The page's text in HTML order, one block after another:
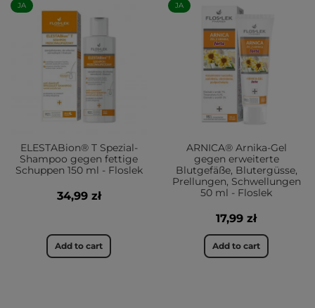
JA
ELESTABion® T Spezial-
Shampoo gegen fettige
Schuppen 150 ml - Floslek
34,99 zł
Add to cart
JA
ARNICA® Arnika-Gel
gegen erweiterte
Blutgefäße, Blutergüsse,
Prellungen, Schwellungen
50 ml - Floslek
17,99 zł
Add to cart